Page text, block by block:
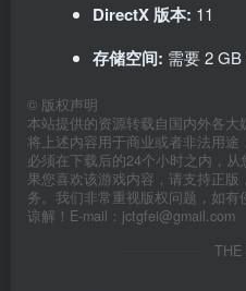
DirectX 版本: 11
存储空间: 需要 2
© 版权声明
本站提供的资源转载自国内外各
将上述内容用于商业或者非法用
必须在下载后的24个小时之内，
果您喜欢该游戏内容，请支持正
务。我们非常重视版权问题，如
谅解！E-mail：jctgfei@gmail.com
THE